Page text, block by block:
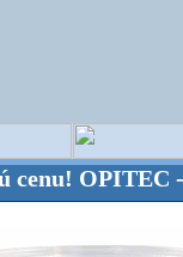
OPITEC -